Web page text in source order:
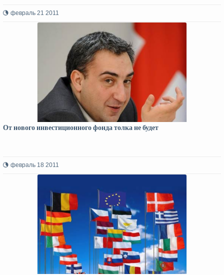
февраль 21 2011
От нового инвестиционного фонда толка не будет
февраль 18 2011